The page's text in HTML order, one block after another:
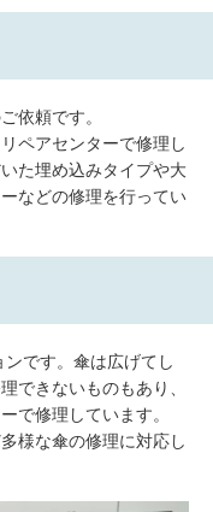
依頼です。
ペアセンターで修理し
た埋め込みタイプや大
などの修理を行ってい
です。傘は広げてし
できないものもあり、
で修理しています。
様な傘の修理に対応し